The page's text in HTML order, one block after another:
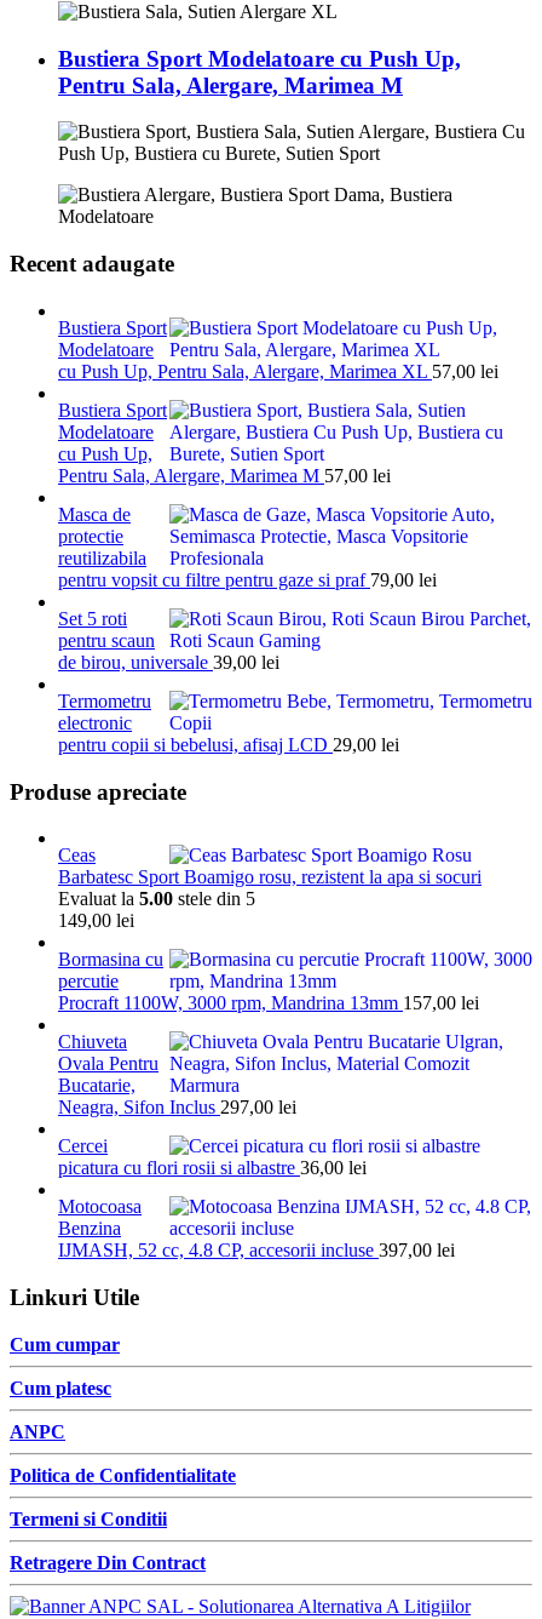
Bustiera Sport Modelatoare cu Push Up,
Pentru Sala, Alergare, Marimea M
Recent adaugate
Bustiera Sport
Modelatoare
cu Push Up, Pentru Sala, Alergare, Marimea XL 57,00 lei
Bustiera Sport
Modelatoare
cu Push Up,
Pentru Sala, Alergare, Marimea M 57,00 lei
Masca de
protectie
reutilizabila
pentru vopsit cu filtre pentru gaze si praf 79,00 lei
Set 5 roti
pentru scaun
de birou, universale 39,00 lei
Termometru
electronic
pentru copii si bebelusi, afisaj LCD 29,00 lei
Produse apreciate
Ceas
Barbatesc Sport Boamigo rosu, rezistent la apa si socuri
Evaluat la 5.00 stele din 5
149,00 lei
Bormasina cu
percutie
Procraft 1100W, 3000 rpm, Mandrina 13mm 157,00 lei
Chiuveta
Ovala Pentru
Bucatarie,
Neagra, Sifon Inclus 297,00 lei
Cercei
picatura cu flori rosii si albastre 36,00 lei
Motocoasa
Benzina
IJMASH, 52 cc, 4.8 CP, accesorii incluse 397,00 lei
Linkuri Utile
Cum cumpar
Cum platesc
ANPC
Politica de Confidentialitate
Termeni si Conditii
Retragere Din Contract